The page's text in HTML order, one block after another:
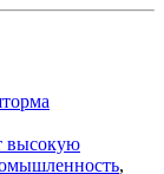
высокую
,